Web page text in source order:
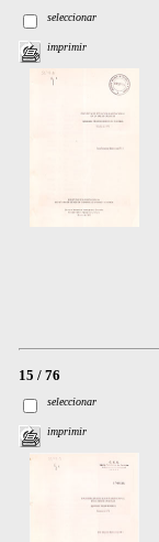
seleccionar
imprimir
15 / 76
seleccionar
imprimir